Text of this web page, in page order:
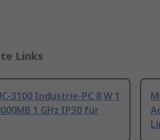
Links
3100 Industrie-PC 8 W 1
1 GHz IP30 für